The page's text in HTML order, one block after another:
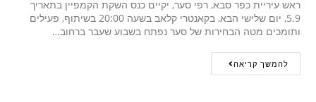
ראש עיריית כפר סבא, רפי סער, יקיים כנס השקת הקמפיין בתאריך
5.9, יום שלישי הבא, בקאנטרי קלאב בשעה 20:00 בשיתוף, פעילים
ותומכים מטה הבחירות של סער נפתח בשבוע שעבר ברחוב…
להמשך קריאה